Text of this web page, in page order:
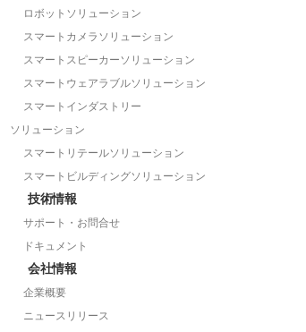
ロボットソリューション
スマートカメラソリューション
スマートスピーカーソリューション
スマートウェアラブルソリューション
スマートインダストリー
ソリューション
スマートリテールソリューション
スマートビルディングソリューション
技術情報
サポート・お問合せ
ドキュメント
会社情報
企業概要
ニュースリリース